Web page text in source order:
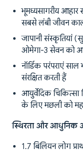
भूमध्यसागरीय आहार
सबसे लंबी जीवन
जापानी संस्कृतियां
ओमेगा-3 सेवन को
नॉर्डिक परंपराएं
संरक्षित करती हैं
आयुर्वेदिक चिकित्सा
के लिए मछली को
स्थिरता और आधुनिक
1.7 बिलियन लोग